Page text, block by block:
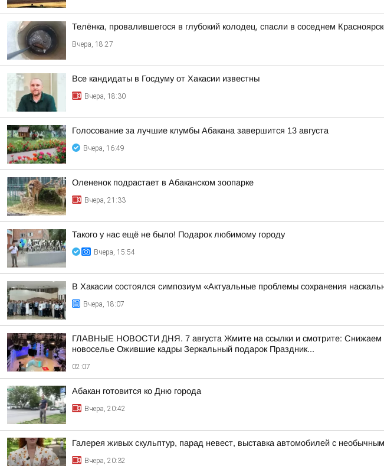
Телёнка, провалившегося в глубокий колодец, спасли в соседнем
Вчера, 18:27
Все кандидаты в Госдуму от Хакасии известны
Вчера, 18:30
Голосование за лучшие клумбы Абакана завершится 13 августа
Вчера, 16:49
Олененок подрастает в Абаканском зоопарке
Вчера, 21:33
Такого у нас ещё не было! Подарок любимому городу
Вчера, 15:54
В Хакасии состоялся симпозиум «Актуальные проблемы сохранения
Вчера, 18:07
ГЛАВНЫЕ НОВОСТИ ДНЯ. 7 августа Жмите на ссылки и смотрите: Снижаем
новоселье Ожившие кадры Зеркальный подарок Праздник...
02:07
Абакан готовится ко Дню города
Вчера, 20:42
Галерея живых скульптур, парад невест, выставка автомобилей с
Вчера, 20:32